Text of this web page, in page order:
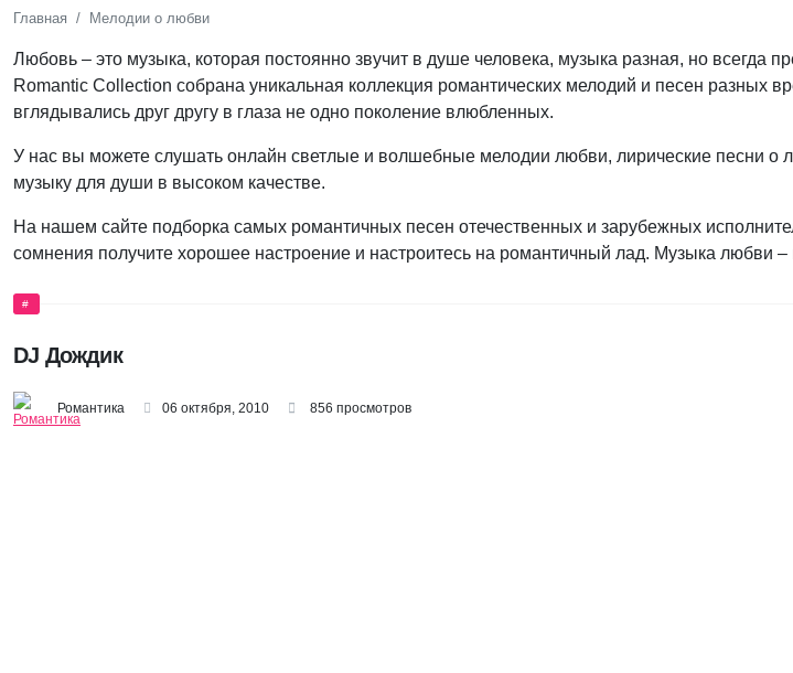
Главная Мелодии о любви
Любовь – это музыка, которая постоянно звучит в душе человека, музыка разная, но всегда
Romantic Collection собрана уникальная коллекция романтических мелодий и песен разных
вглядывались друг другу в глаза не одно поколение влюбленных.
У нас вы можете слушать онлайн светлые и волшебные мелодии любви, лирические песни о
музыку для души в высоком качестве.
На нашем сайте подборка самых романтичных песен отечественных и зарубежных
сомнения получите хорошее настроение и настроитесь на романтичный лад. Музыка любви
#
DJ Дождик
Романтика 06 октября, 2010 856 просмотров